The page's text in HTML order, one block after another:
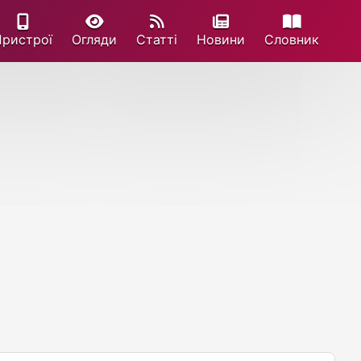
Огляди Статті Новини Cловник